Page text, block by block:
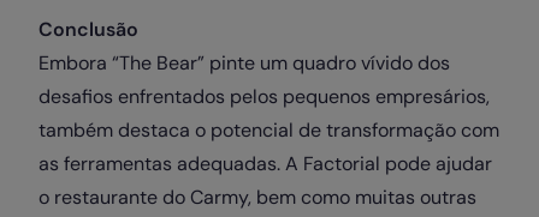
Conclusão
Embora “The Bear” pinte um quadro vívido dos
desafios enfrentados pelos pequenos empresários,
também destaca o potencial de transformação com
as ferramentas adequadas. A Factorial pode ajudar
o restaurante do Carmy, bem como muitas outras